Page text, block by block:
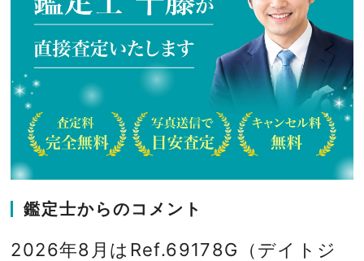
鑑定士からのコメント
2026年8月はRef.69178G（デイトジ